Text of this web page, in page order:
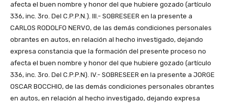
afecta el buen nombre y honor del que hubiere gozado (artículo
336, inc. 3ro. Del C.P.P.N.). III.- SOBRESEER en la presente a
CARLOS RODOLFO NERVO, de las demás condiciones personales
obrantes en autos, en relación al hecho investigado, dejando
expresa constancia que la formación del presente proceso no
afecta el buen nombre y honor del que hubiere gozado (artículo
336, inc. 3ro. Del C.P.P.N). IV.- SOBRESEER en la presente a JORGE
OSCAR BOCCHIO, de las demás condiciones personales obrantes
en autos, en relación al hecho investigado, dejando expresa